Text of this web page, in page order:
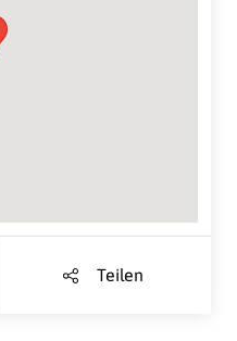
Teilen